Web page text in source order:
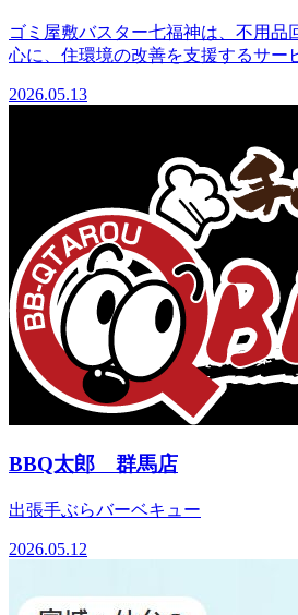
ゴミ屋敷バスター七福神は、不用品
心に、住環境の改善を支援するサー
2026.05.13
BBQ太郎 群馬店
出張手ぶらバーベキュー
2026.05.12